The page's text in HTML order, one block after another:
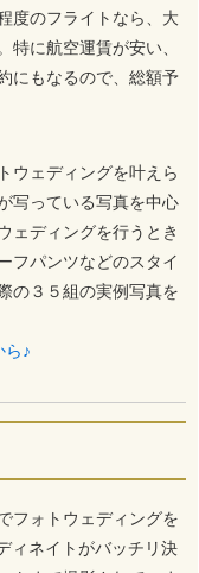
度のフライトなら、大
特に航空運賃が安い、
にもなるので、総額予
ウェディングを叶えら
写っている写真を中心
ェディングを行うとき
フパンツなどのスタイ
の３５組の実例写真を
ら♪
フォトウェディングを
ィネイトがバッチリ決